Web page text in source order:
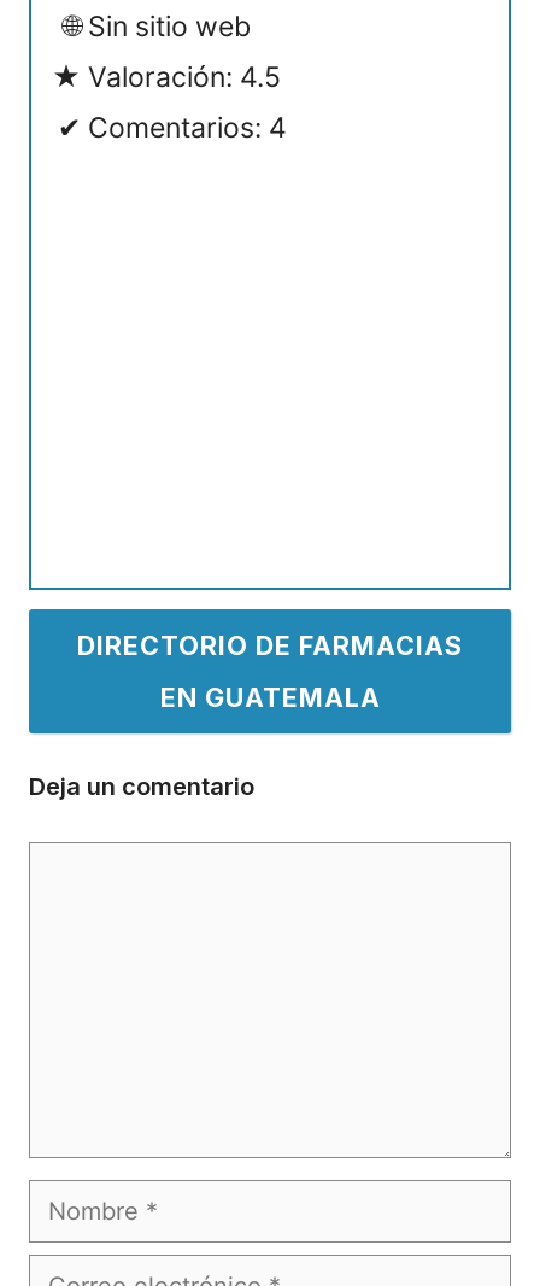
Sin sitio web
Valoración: 4.5
Comentarios: 4
DIRECTORIO DE FARMACIAS
EN GUATEMALA
Deja un comentario
Nombre
Correo